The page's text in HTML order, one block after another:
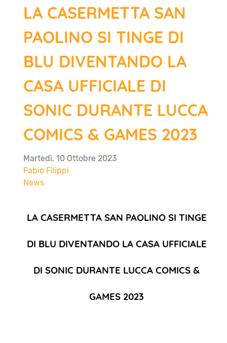
LA CASERMETTA SAN
PAOLINO SI TINGE DI
BLU DIVENTANDO LA
CASA UFFICIALE DI
SONIC DURANTE LUCCA
COMICS & GAMES 2023
Martedì, 10 Ottobre 2023
Fabio Filippi
News
LA CASERMETTA SAN PAOLINO SI TINGE
DI BLU DIVENTANDO LA CASA UFFICIALE
DI SONIC DURANTE LUCCA COMICS &
GAMES 2023